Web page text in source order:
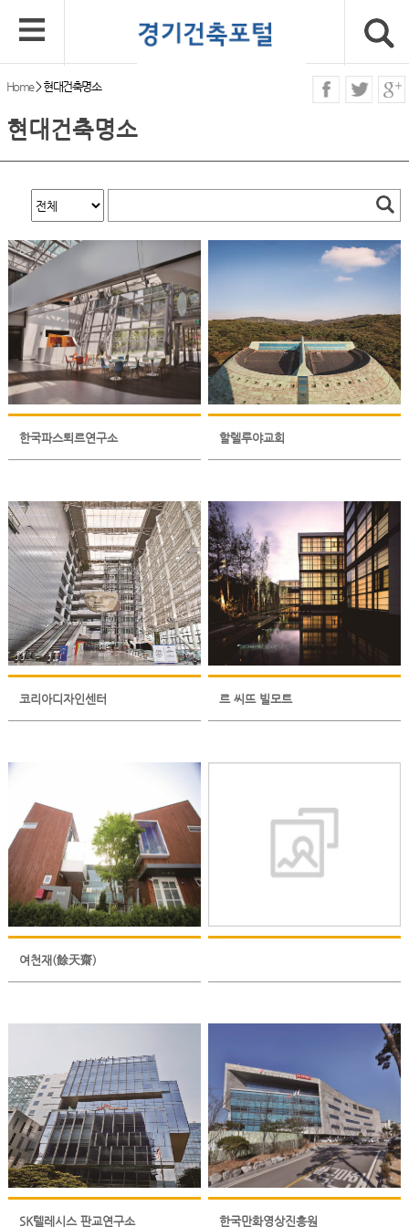
Home>현대건축명소
현대건축명소
한국파스퇴르연구소 할렐루야교회
코리아디자인센터 르 씨뜨 빌모트
여천재(餘天齋)
SK텔레시스 판교연구소 한국만화영상진흥원